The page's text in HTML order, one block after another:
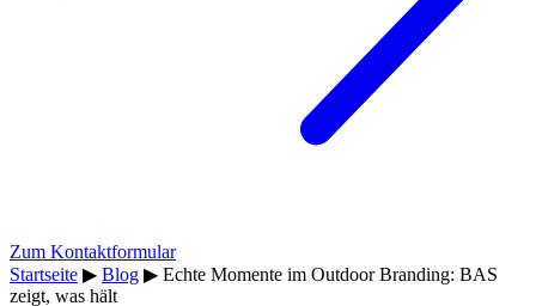
Zum Kontaktformular
Startseite ▶ Blog ▶ Echte Momente im Outdoor Branding: BAS
zeigt, was hält